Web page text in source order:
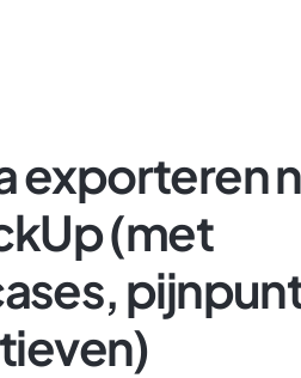
exporteren
(met